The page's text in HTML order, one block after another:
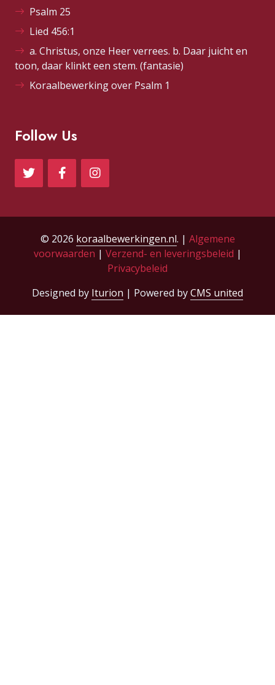
Psalm 25
Lied 456:1
a. Christus, onze Heer verrees. b. Daar juicht en
toon, daar klinkt een stem. (fantasie)
Koraalbewerking over Psalm 1
Follow Us
© 2026 koraalbewerkingen.nl. | Algemene
voorwaarden | Verzend- en leveringsbeleid |
Privacybeleid
Designed by Iturion | Powered byCMS united